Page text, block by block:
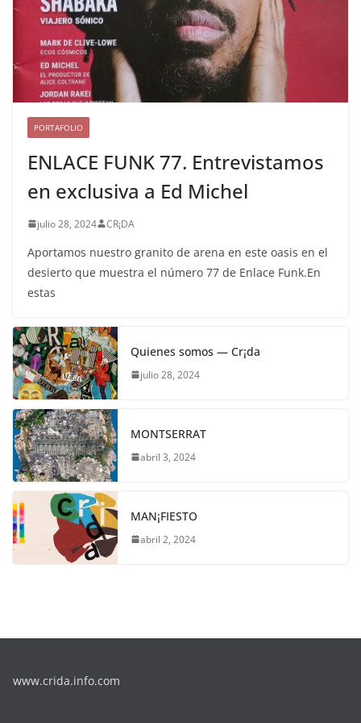
PORTAFOLIO
ENLACE FUNK 77. Entrevistamos
en exclusiva a Ed Michel
julio 28, 2024 CR¡DA
Aportamos nuestro granito de arena en este oasis en el
desierto que muestra el número 77 de Enlace Funk.En
estas
Quienes somos — Cr¡da
julio 28, 2024
MONTSERRAT
abril 3, 2024
MAN¡FIESTO
abril 2, 2024
www.crida.info.com